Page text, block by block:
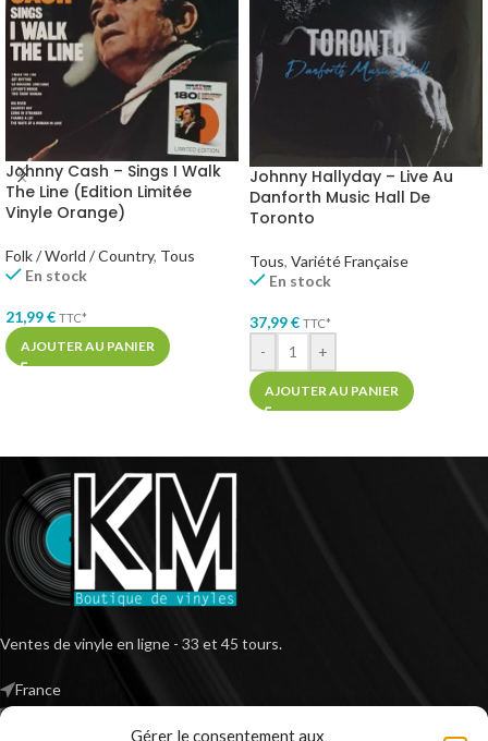
Gérer le consentement aux
Johnny Cash – Sings I Walk
The Line (Edition Limitée
Vinyle Orange)
Folk / World / Country, Tous
En stock
21,99€ TTC*
AJOUTER AU PANIER
Johnny Hallyday – Live Au
Danforth Music Hall De
Toronto
Tous, Variété Française
En stock
37,99€ TTC*
- +
AJOUTER AU PANIER
Ventes de vinyle en ligne - 33 et 45 tours.
France